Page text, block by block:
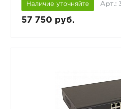
Наличие уточняйте Арт.:
57 750 руб.